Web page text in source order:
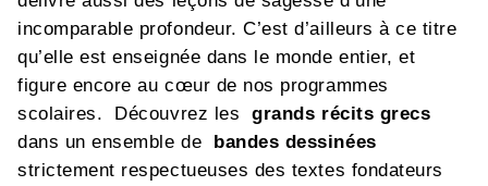
incomparable profondeur. C’est d’ailleurs à ce titre
qu’elle est enseignée dans le monde entier, et
figure encore au cœur de nos programmes
scolaires. Découvrez les grands récits grecs
dans un ensemble de bandes dessinées
strictement respectueuses des textes fondateurs